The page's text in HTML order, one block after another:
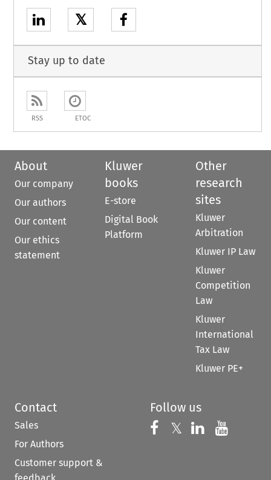
𝕏
Stay up to date
RSS ETOC
About
Our company
Our authors
Our content
Our ethics
statement
Kluwer
books
E-store
Digital Book
Platform
Other
research
sites
Kluwer
Arbitration
Kluwer IP Law
Kluwer
Competition
Law
Kluwer
International
Tax Law
Kluwer PE+
Contact
Sales
For Authors
Customer support &
Follow us
Follow us on
𝕏 Follow us on
Follow us